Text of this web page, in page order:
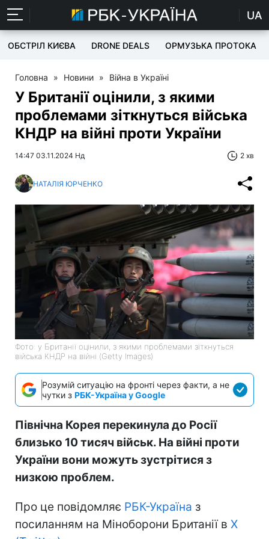
UA
ОБСТРІЛ КИЄВА DRONE DEALS ОРМУЗЬКА ПРОТОКА
Головна » Новини » Війна в Україні
У Британії оцінили, з якими
проблемами зіткнуться війська
КНДР на війні проти України
14:47 03.11.2024 Нд 2 хв
НАТАЛІЯ ЮРЧЕНКО
Фото: у Британії оцінили, з якими проблемами зіткнуться
війська КНДР на війні (Getty Images)
Розумій ситуацію на фронті через факти, а не
чутки з РБК-Україна у Google
Північна Корея перекинула до Росії
близько 10 тисяч військ. На війні проти
України вони можуть зустрітися з
низкою проблем.
Про це повідомляє РБК-Україна з
посиланням на Міноборони Британії в X